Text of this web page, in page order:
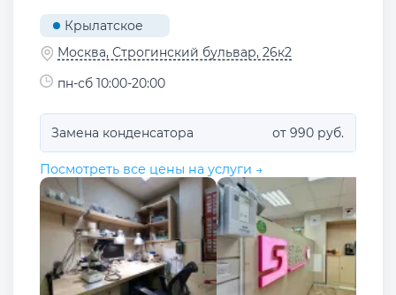
Крылатское
Москва, Строгинский бульвар, 26к2
пн-сб 10:00-20:00
Замена конденсатора от 990 руб.
Посмотреть все цены на услуги →